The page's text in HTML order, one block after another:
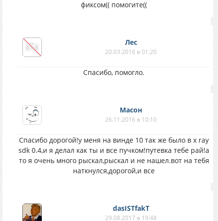
фиксом(( помогите((
Лес
20.03.2016 в 01:20
Спасибо, помогло.
Масон
26.11.2016 в 10:10
Спасибо дорогой!у меня на винде 10 так же было в x ray
sdk 0.4,и я делал как ты и все пучком!путевка тебе рай!а
то я очень много рыскал,рыскал и не нашел.вот на тебя
наткнулся,дорогой,и все
dasISTfakT
29.08.2017 в 19:48